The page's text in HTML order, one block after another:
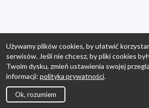
Używamy plików cookies, by ułatwić
serwisów. Jeśli nie chcesz, by pliki cookies
Twoim dysku, zmień ustawienia swojej
informacji: polityka prywatności.
Ok, rozumiem